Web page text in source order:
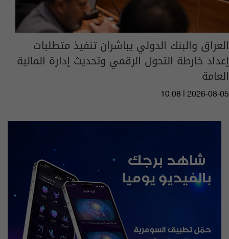
العراق والبنك الدولي يباشران تنفيذ متطلبات
إعداد خارطة التحول الرقمي وتحديث إدارة المالية
العامة
10:08 | 2026-08-05